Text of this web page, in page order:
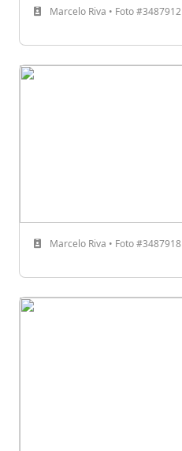
Marcelo Riva • Foto #3487912
Marcelo Riva • Foto #3487918